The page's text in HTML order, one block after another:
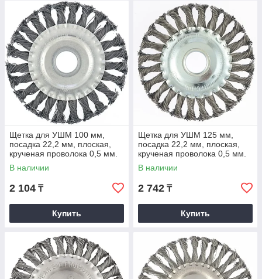
Щетка для УШМ 100 мм,
посадка 22,2 мм, плоская,
крученая проволока 0,5 мм.
MATRIX
В наличии
2 104 ₸
Купить
Щетка для УШМ 125 мм,
посадка 22,2 мм, плоская,
крученая проволока 0,5 мм.
MATRIX
В наличии
2 742 ₸
Купить